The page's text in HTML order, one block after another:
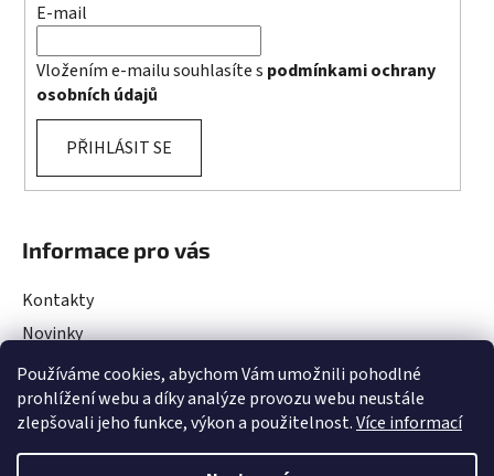
Používáme cookies, abychom Vám umožnili pohodlné
prohlížení webu a díky analýze provozu webu neustále
zlepšovali jeho funkce, výkon a použitelnost.Více informací
E-mail
Vložením e-mailu souhlasíte s podmínkami ochrany
osobních údajů
PŘIHLÁSIT SE
Informace pro vás
Kontakty
Novinky
Rady a Tipy
Obchodní podmínky
Podmínky ochrany osobních údajů